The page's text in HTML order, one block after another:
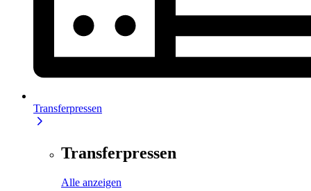
Transferpressen
Transferpressen
Alle anzeigen